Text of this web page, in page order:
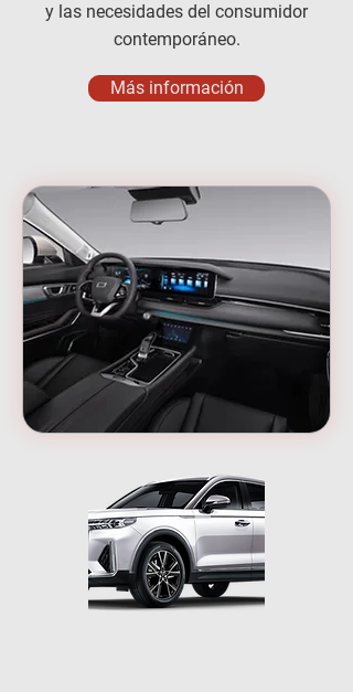
y las necesidades del consumidor
contemporáneo.
Más información